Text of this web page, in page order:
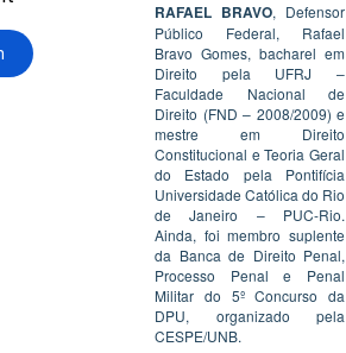
RAFAEL BRAVO, Defensor
Público Federal, Rafael
Bravo Gomes, bacharel em
Direito pela UFRJ –
Faculdade Nacional de
Direito (FND – 2008/2009) e
mestre em Direito
Constitucional e Teoria Geral
do Estado pela Pontifícia
Universidade Católica do Rio
de Janeiro – PUC-Rio.
Ainda, foi membro suplente
da Banca de Direito Penal,
Processo Penal e Penal
Militar do 5º Concurso da
DPU, organizado pela
CESPE/UNB.